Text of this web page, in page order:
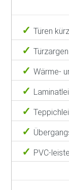
Türen
Wärme-
PVC-